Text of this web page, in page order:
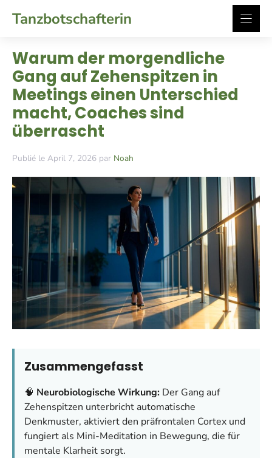
InhaltTanzbotschafterin
Warum der morgendliche
Gang auf Zehenspitzen in
Meetings einen Unterschied
macht, Coaches sind
überrascht
Publié le April 7, 2026 par Noah
Zusammengefasst
🧠 Neurobiologische Wirkung: Der Gang auf
Zehenspitzen unterbricht automatische
Denkmuster, aktiviert den präfrontalen Cortex und
fungiert als Mini-Meditation in Bewegung, die für
mentale Klarheit sorgt.